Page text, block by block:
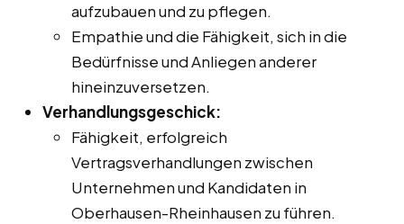
aufzubauen und zu pflegen.
Empathie und die Fähigkeit, sich in die
Bedürfnisse und Anliegen anderer
hineinzuversetzen.
Verhandlungsgeschick:
Fähigkeit, erfolgreich
Vertragsverhandlungen zwischen
Unternehmen und Kandidaten in
Oberhausen-Rheinhausen zu führen.